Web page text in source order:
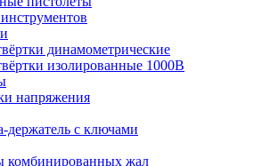
динамометрические
изолированные 1000В
напряжения
держатель с ключами
комбинированных жал